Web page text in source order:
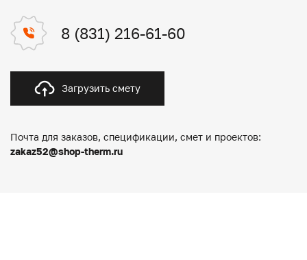
8 (831) 216-61-60
Загрузить смету
Почта для заказов, спецификации, смет и проектов:
zakaz52@shop-therm.ru